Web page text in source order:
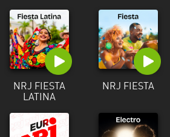
NRJ FIESTA
LATINA
NRJ FIESTA